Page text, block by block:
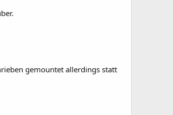
gemountet allerdings statt